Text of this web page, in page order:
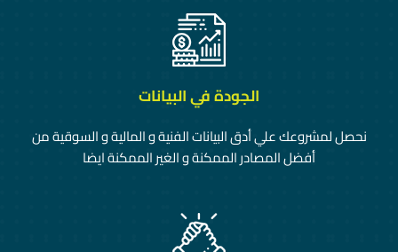
الجودة في البيانات
نحصل لمشروعك علي أدق البيانات الفنية و المالية و السوقية من
أفضل المصادر الممكنة و الغير الممكنة ايضا